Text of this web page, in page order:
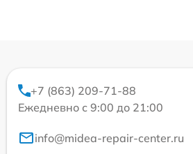
+7 (863) 209-71-88
Ежедневно с 9:00 до 21:00
info@midea-repair-center.ru